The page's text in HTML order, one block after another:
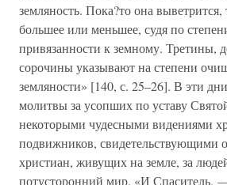
земляность. Пока?то она выветрится,
большее или меньшее, судя по
привязанности к земному. Третины,
сорочины указывают на степени
земляности» [140, с. 25–26]. В эти
молитвы за усопших по уставу
некоторыми чудесными видениями
подвижников, свидетельствующими
христиан, живущих на земле, за
потусторонний мир. «И Спаситель,